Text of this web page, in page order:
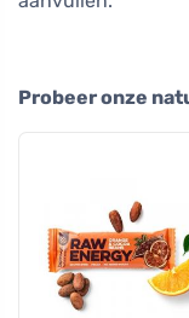
Probeer onze